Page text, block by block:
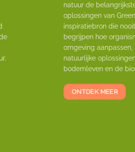
natuur de belangrijkste
oplossingen van GreenGuard.
inspiratiebron die nooit
begrijpen hoe organismen zich
omgeving aanpassen, kunnen
natuurlijke oplossingen bieden
bodemleven en de
ONTDEK MEER